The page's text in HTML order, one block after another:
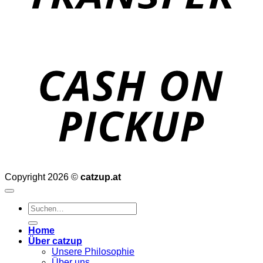
Copyright 2026 © catzup.at
Suchen
nach:
Home
Über catzup
Unsere Philosophie